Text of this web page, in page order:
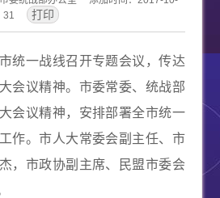
31
统一战线召开专题会议，传达
会议精神。市委常委、统战部
会议精神，安排部署全市统一
作。市人大常委会副主任、市
，市政协副主席、民盟市委会